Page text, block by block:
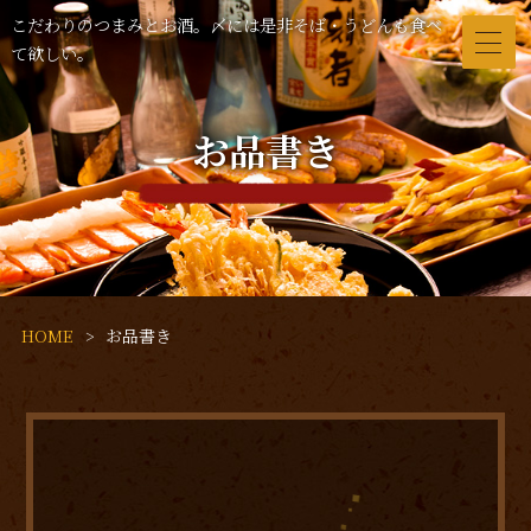
こだわりのつまみとお酒。〆には是非そば・うどんも食べ
て欲しい。
お品書き
HOME お品書き